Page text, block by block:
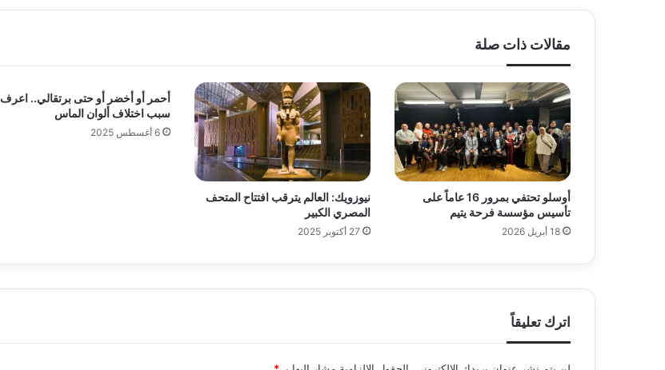
مقالات ذات صلة
أوسلو تحتفي بمرور 16 عاماً على
تأسيس مؤسسة فرحة يتيم
18 أبريل 2026
نيوزويك: العالم يترقب افتتاح المتحف
المصري الكبير
27 أكتوبر 2025
أحمر أو أخضر أو حتى برتقالي.. اعرف
سبب اختلاف ألوان الماس
6 أغسطس 2025
اترك تعليقاً